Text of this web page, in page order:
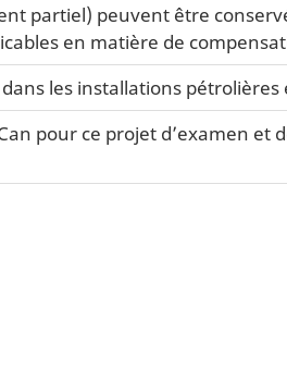
partiel) peuvent être
en matière de
les installations
pour ce projet d’examen et